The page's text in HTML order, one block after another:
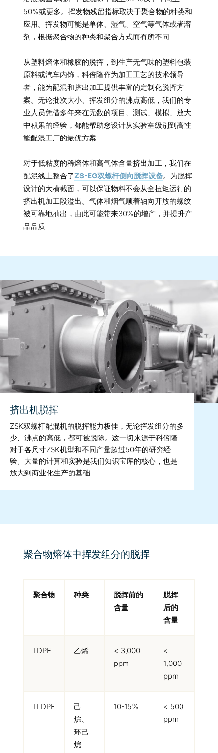
50%或更多。挥发物残留指标取决于聚合物的种类和
应用。挥发物可能是单体、湿气、空气等气体或者溶
剂，根据聚合物的种类和聚合方式而有所不同
从塑料熔体和橡胶的脱挥，到生产无气味的塑料包装
原料或汽车内饰，科倍隆作为加工工艺的技术领导
者，能为配混和挤出加工提供丰富的定制化脱挥方
案。无论批次大小、挥发组分的沸点高低，我们的专
业人员凭借多年来在无数的项目、测试、模拟、放大
中积累的经验，都能帮助您设计从实验室级别到高性
能配混工厂的最优方案
对于低粘度的稀熔体和高气体含量挤出加工，我们在
配混线上整合了ZS-EG双螺杆侧向脱挥设备。为脱挥
设计的大横截面，可以保证物料不会从全扭矩运行的
挤出机加工段溢出。气体和烟气顺着轴向开放的螺纹
被可靠地抽出，由此可能带来30%的增产，并提升产
品品质
挤出机脱挥
ZSK双螺杆配混机的脱挥能力极佳，无论挥发组分的多
少、沸点的高低，都可被脱除。这一切来源于科倍隆
对于各尺寸ZSK机型和不同产量超过50年的研究经
验。大量的计算和实验是我们知识宝库的核心，也是
放大到商业化生产的基础
聚合物熔体中挥发组分的脱挥
聚合物 种类
脱挥前的
含量
脱挥
后的
含量
LDPE 乙烯
< 3,000
ppm
<
1,000
ppm
LLDPE
己
烷、
环己
烷
10-15%
< 500
ppm